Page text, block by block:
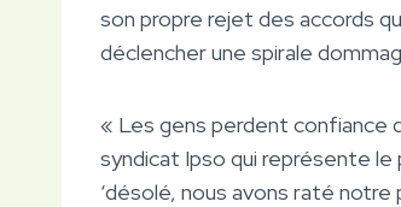
son propre rejet des accords
déclencher une spirale
« Les gens perdent confiance
syndicat Ipso qui représente le
‘désolé, nous avons raté